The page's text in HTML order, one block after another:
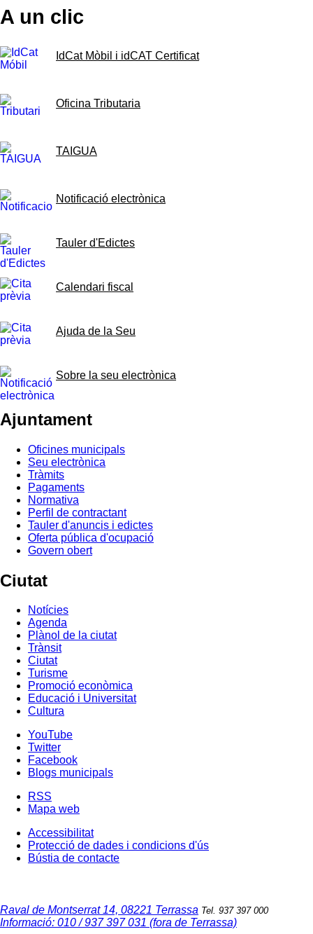
A un clic
IdCat Mòbil i idCAT Certificat
Oficina Tributaria
TAIGUA
Notificació electrònica
Tauler d'Edictes
Calendari fiscal
Ajuda de la Seu
Sobre la seu electrònica
Ajuntament
Oficines municipals
Seu electrònica
Tràmits
Pagaments
Normativa
Perfil de contractant
Tauler d'anuncis i edictes
Oferta pública d'ocupació
Govern obert
Ciutat
Notícies
Agenda
Plànol de la ciutat
Trànsit
Ciutat
Turisme
Promoció econòmica
Educació i Universitat
Cultura
YouTube
Twitter
Facebook
Blogs municipals
RSS
Mapa web
Accessibilitat
Protecció de dades i condicions d'ús
Bústia de contacte
Raval de Montserrat 14, 08221 Terrassa Tel. 937 397 000
Informació: 010 / 937 397 031 (fora de Terrassa)